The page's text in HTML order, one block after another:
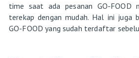
time saat ada pesanan GO-FOOD
terekap dengan mudah. Hal ini juga
GO-FOOD yang sudah terdaftar